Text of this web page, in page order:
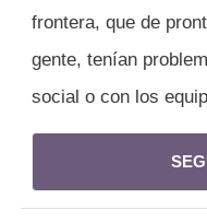
frontera, que de
gente, tenían
social o con los